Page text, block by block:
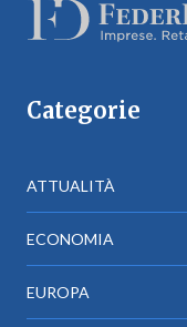
Categorie
ATTUALITÀ
ECONOMIA
EUROPA